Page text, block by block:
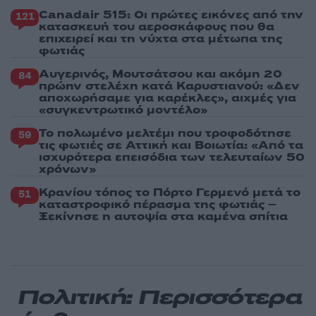
121 Canadair 515: Οι πρώτες εικόνες από την
κατασκευή του αεροσκάφους που θα
επιχειρεί και τη νύχτα στα μέτωπα της
φωτιάς
84 Αυγερινός, Μουτσάτσου και ακόμη 20
πρώην στελέχη κατά Καρυστιανού: «Δεν
αποχωρήσαμε για καρέκλες», αιχμές για
«συγκεντρωτικό μοντέλο»
59 Το πολωμένο μελτέμι που τροφοδότησε
τις φωτιές σε Αττική και Βοιωτία: «Από τα
ισχυρότερα επεισόδια των τελευταίων 50
χρόνων»
51 Κρανίου τόπος το Πόρτο Γερμενό μετά το
καταστροφικό πέρασμα της φωτιάς –
Ξεκίνησε η αυτοψία στα καμένα σπίτια
Πολιτική: Περισσότερα